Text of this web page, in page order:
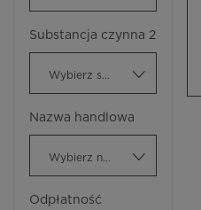
Substancja czynna 2
Nazwa handlowa
Odpłatność